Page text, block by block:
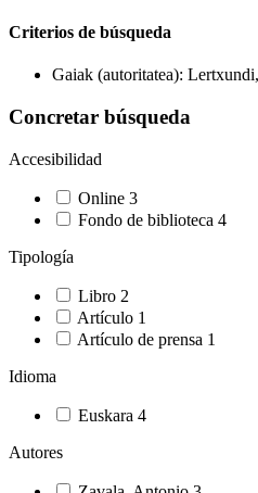
Criterios de búsqueda
Gaiak (autoritatea):
Concretar búsqueda
Accesibilidad
Online 3
Fondo de biblioteca 4
Tipología
Libro 2
Artículo 1
Artículo de prensa 1
Idioma
Euskara 4
Autores